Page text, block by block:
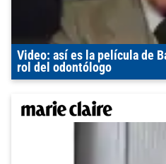
Video: así es la película de
rol del odontólogo